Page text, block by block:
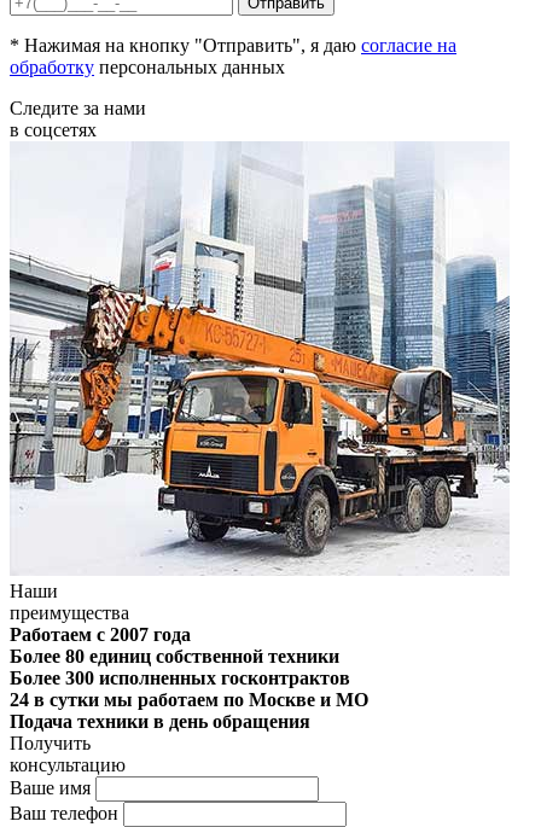
* Нажимая на кнопку "Отправить", я даю согласие на
обработку персональных данных
Следите за нами
в соцсетях
Наши
преимущества
Работаем с 2007 года
Более 80 единиц собственной техники
Более 300 исполненных госконтрактов
24 в сутки мы работаем по Москве и МО
Подача техники в день обращения
Получить
консультацию
Ваше имя
Ваш телефон